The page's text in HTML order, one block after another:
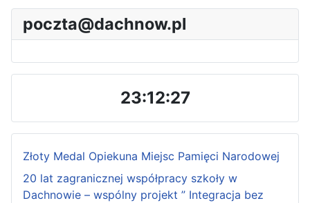
poczta@dachnow.pl
23:12:27
Złoty Medal Opiekuna Miejsc Pamięci Narodowej
20 lat zagranicznej współpracy szkoły w
Dachnowie – wspólny projekt ” Integracja bez